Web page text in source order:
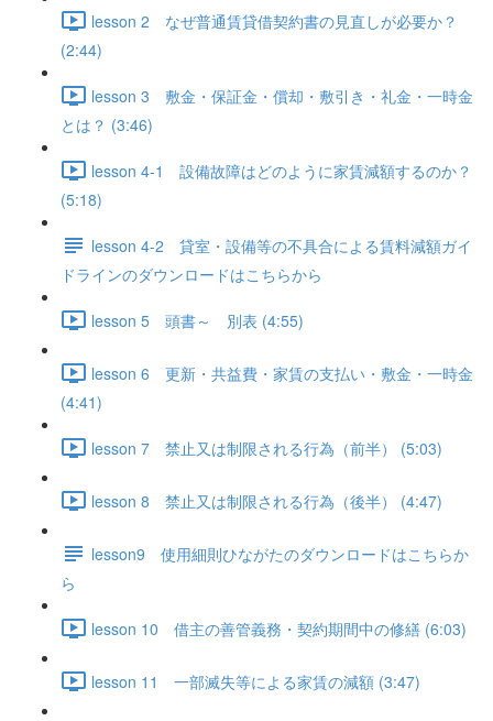
lesson 2 なぜ普通賃貸借契約書の見直しが必要か？
(2:44)
lesson 3 敷金・保証金・償却・敷引き・礼金・一時金
とは？ (3:46)
lesson 4-1 設備故障はどのように家賃減額するのか？
(5:18)
lesson 4-2 貸室・設備等の不具合による賃料減額ガイ
ドラインのダウンロードはこちらから
lesson 5 頭書～ 別表 (4:55)
lesson 6 更新・共益費・家賃の支払い・敷金・一時金
(4:41)
lesson 7 禁止又は制限される行為（前半） (5:03)
lesson 8 禁止又は制限される行為（後半） (4:47)
lesson9 使用細則ひながたのダウンロードはこちらか
ら
lesson 10 借主の善管義務・契約期間中の修繕 (6:03)
lesson 11 一部滅失等による家賃の減額 (3:47)